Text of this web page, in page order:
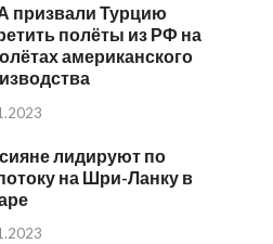
призвали Турцию
полёты из РФ на
американского
лидируют по
на Шри-Ланку в